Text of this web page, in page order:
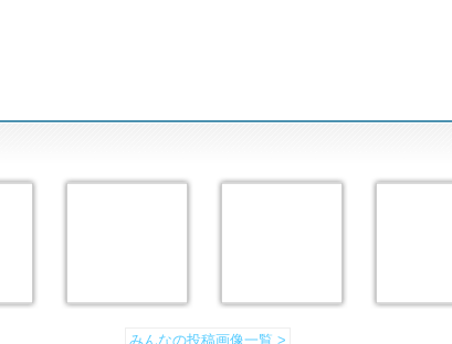
みんなの投稿画像一覧 >